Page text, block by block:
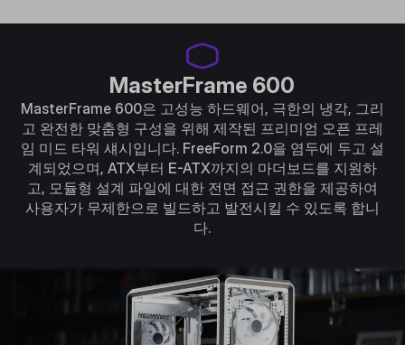
MasterFrame 600
MasterFrame 600은 고성능 하드웨어, 극한의 냉각, 그리
고 완전한 맞춤형 구성을 위해 제작된 프리미엄 오픈 프레
임 미드 타워 섀시입니다. FreeForm 2.0을 염두에 두고 설
계되었으며, ATX부터 E-ATX까지의 마더보드를 지원하
고, 모듈형 설계 파일에 대한 전면 접근 권한을 제공하여
사용자가 무제한으로 빌드하고 발전시킬 수 있도록 합니
다.